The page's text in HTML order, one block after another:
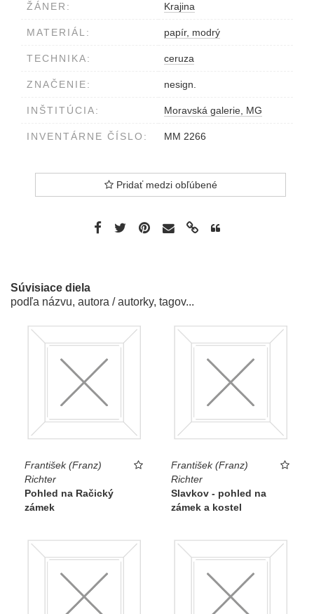
ŽÁNER: Krajina
MATERIÁL: papír, modrý
TECHNIKA: ceruza
ZNAČENIE: nesign.
INŠTITÚCIA: Moravská galerie, MG
INVENTÁRNE ČÍSLO: MM 2266
Pridať medzi obľúbené
Súvisiace diela
podľa názvu, autora / autorky, tagov...
František (Franz)
Richter
Pohled na Račický
zámek
František (Franz)
Richter
Slavkov - pohled na
zámek a kostel